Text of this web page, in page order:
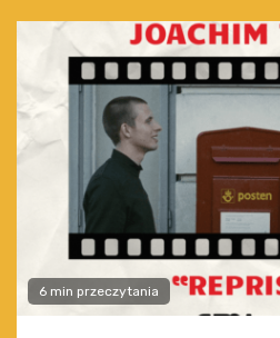
6 min przeczytania